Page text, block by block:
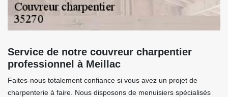
Service de notre couvreur charpentier
professionnel à Meillac
Faites-nous totalement confiance si vous avez un projet de
charpenterie à faire. Nous disposons de menuisiers spécialisés